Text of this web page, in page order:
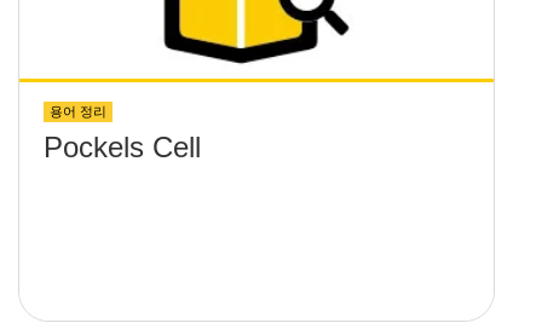
용어 정리
Pockels Cell